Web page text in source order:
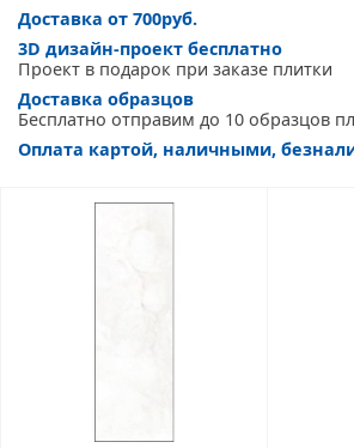
Доставка от 700руб.
3D дизайн-проект бесплатно
Проект в подарок при заказе плитки
Доставка образцов
Бесплатно отправим до 10 образцов
Оплата картой, наличными,